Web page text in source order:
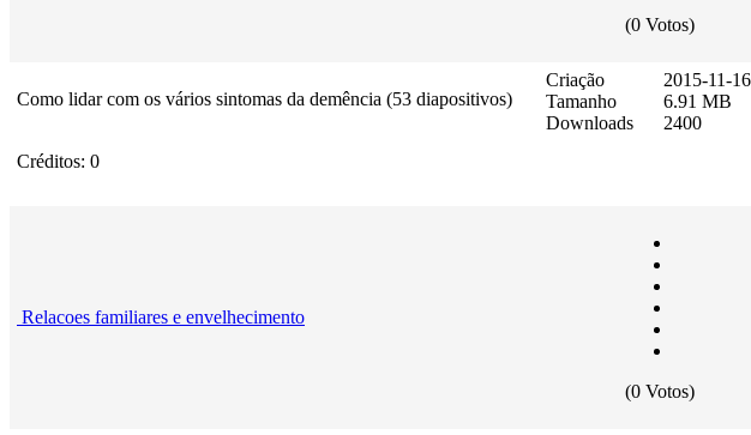
(0 Votos)
Como lidar com os vários sintomas da demência (53 diapositivos)
Créditos: 0
Criação
Tamanho
Downloads
2015-11-
6.91 MB
2400
Relacoes familiares e envelhecimento
(0 Votos)